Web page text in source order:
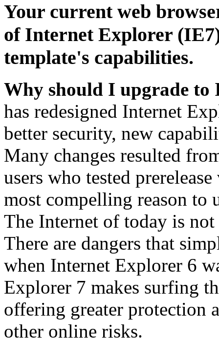
Your current web
of Internet Explorer
template's capabilities.
Why should I upgrade to
has redesigned Internet
better security, new
Many changes resulted
users who tested
most compelling reason to
The Internet of today is
There are dangers that
when Internet Explorer 6
Explorer 7 makes surfing
offering greater protection
other online risks.